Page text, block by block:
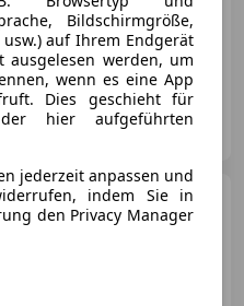
147 kW (200 PS)
Skoda Superb Style
Bildschirmgröße,
auf Ihrem Endgerät
werden, um
wenn es eine App
Dies geschieht für
hier aufgeführten
jederzeit anpassen und
indem Sie in
den Privacy Manager